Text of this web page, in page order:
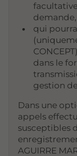
demande,
qui
dans le
gestion
Dans une
appels
susceptibles
AGUIRRE